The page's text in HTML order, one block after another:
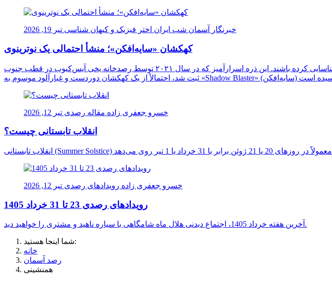
خبرنگار آسمان شب ایران اختر فیزیک و کیهان شناسی تیر 19, 2026
کهکشان «سایه‌افکن»؛ منشأ احتمالی یک نوترینوی
دانشمندان برای نخستین بار ممکن است منشأ یک نوترینوی فوق‌العاده پرانرژی را در اعماق کیهان شناسایی کرده باشند. این ذره اسرارآمیز که در سال ۲۰۲۱ توسط رصدخانه یخی آیس‌کیوب در قطب جنوب
خسرو جعفری زاده مقاله رصدی تیر 12, 2026
انقلاب تابستانی چیست؟
خسرو جعفری زاده رویدادهای رصدی تیر 12, 2026
رویدادهای رصدی 23 تا 31 خرداد 1405
آخرین هفته خرداد 1405، اجتماع دیدنی هلال ماه شامگاهی با سیاره ناهید و مشتری را خواهید دید.
شما اینجا هستید:
خانه
رصد آسمان
همنشینی